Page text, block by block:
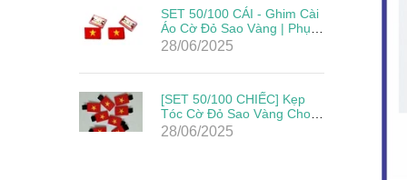
SET 50/100 CÁI - Ghim Cài
Áo Cờ Đỏ Sao Vàng | Phụ
Kiện Yêu Nước Cho Ngày
28/06/2025
[SET 50/100 CHIẾC] Kẹp
Tóc Cờ Đỏ Sao Vàng Cho
Bé – Phụ Kiện Mừng Quốc
28/06/2025